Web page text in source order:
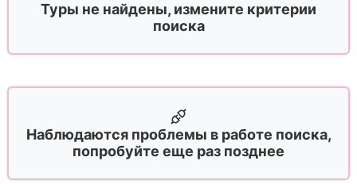
Туры не найдены, измените критерии
поиска
Наблюдаются проблемы в работе поиска,
попробуйте еще раз позднее